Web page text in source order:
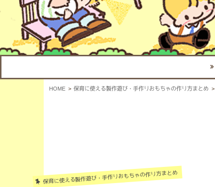
HOME 保育に使える製作遊び・手作りおもちゃの作り方まとめ
保育に使える製作遊び・手作りおもちゃの作り方まとめ